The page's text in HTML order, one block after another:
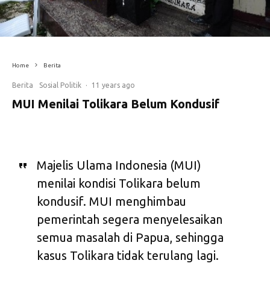
Home Berita
Berita Sosial Politik · 11 years ago
MUI Menilai Tolikara Belum Kondusif
Majelis Ulama Indonesia (MUI)
menilai kondisi Tolikara belum
kondusif. MUI menghimbau
pemerintah segera menyelesaikan
semua masalah di Papua, sehingga
kasus Tolikara tidak terulang lagi.